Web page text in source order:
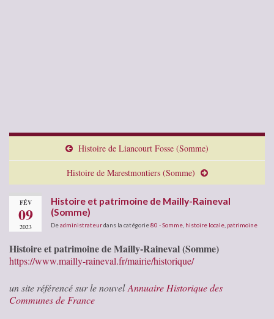
Histoire de Liancourt Fosse (Somme)
Histoire de Marestmontiers (Somme)
FÉV
09
2023
Histoire et patrimoine de Mailly-Raineval
(Somme)
Deadministrateurdans la catégorie80 - Somme histoire locale patrimoine
Histoire et patrimoine de Mailly-Raineval (Somme)
https://www.mailly-raineval.fr/mairie/historique/
un site référencé sur le nouvelAnnuaire Historique des
Communes de France